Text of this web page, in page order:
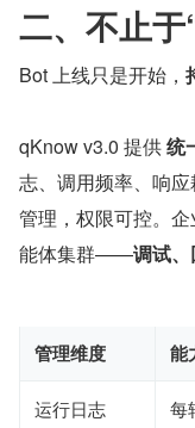
二、不止于
Bot 上线只是开始，
qKnow v3.0 提供 统
志、调用频率、响
管理，权限可控。
能体集群——调试
管理维度 能
运行日志 每